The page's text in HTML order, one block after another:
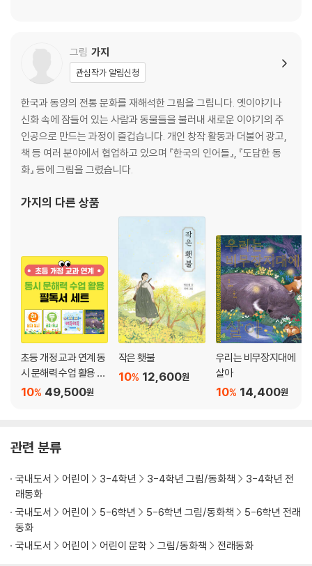
그림 가지
관심작가 알림신청
한국과 동양의 전통 문화를 재해석한 그림을 그립니다. 옛이야기나
신화 속에 잠들어 있는 사람과 동물들을 불러내 새로운 이야기의 주
인공으로 만드는 과정이 즐겁습니다. 개인 창작 활동과 더불어 광고,
책 등 여러 분야에서 협업하고 있으며 『한국의 인어들』, 『도담한 동
화』 등에 그림을 그렸습니다.
가지의 다른 상품
초등 개정 교과 연계 동
시 문해력 수업 활용 필
독서 세트49,500원
10%
작은 횃불
12,600원
10%
우리는 비무장지대에
살아
14,400원
10%
관련 분류
국내도서 어린이 3-4학년 3-4학년 그림/동화책
3-4학년 전
래동화
국내도서
어린이 5-6학년 5-6학년 그림/동화책
5-6학년 전래
동화
국내도서
어린이 어린이 문학 그림/동화책 전래동화